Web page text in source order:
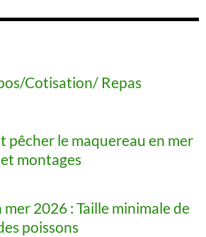
Cotisation/ Repas
pêcher le maquereau en mer
montages
mer 2026 : Taille minimale de
poissons